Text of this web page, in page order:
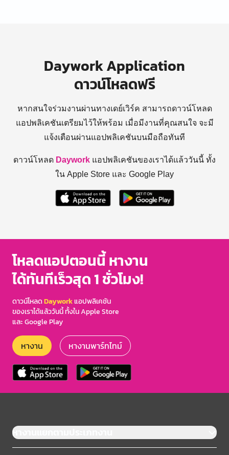
Daywork Application
ดาวน์โหลดฟรี
หากสนใจร่วมงานผ่านทางเดย์เวิร์ค สามารถดาวน์โหลด
แอปพลิเคชันเตรียมไว้ให้พร้อม เมื่อมีงานที่คุณสนใจ จะมี
แจ้งเตือนผ่านแอปพลิเคชันบนมือถือทันที
ดาวน์โหลด Daywork แอปพลิเคชันของเราได้แล้ววันนี้ ทั้ง
ใน Apple Store และ Google Play
โหลดแอปตอนนี้ หางาน
ได้ทันทีเร็วสุด 1 ชั่วโมง!
ดาวน์โหลดDayworkแอปพลิเคชัน
ของเราได้แล้ววันนี้ ทั้งใน Apple Store
และ Google Play
หางาน หางานพาร์ทไทม์
หางานแยกตามประเภทงาน